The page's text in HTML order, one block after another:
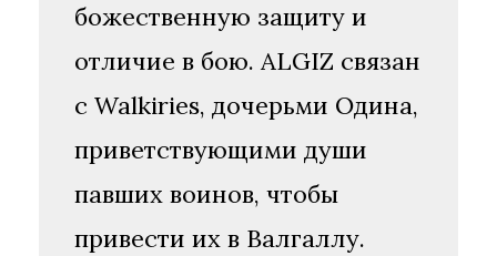
божественную защиту и
отличие в бою. ALGIZ связан
с Walkiries, дочерьми Одина,
приветствующими души
павших воинов, чтобы
привести их в Валгаллу.